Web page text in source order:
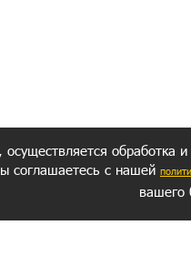
обработка
соглашаетесь с нашей
вашего